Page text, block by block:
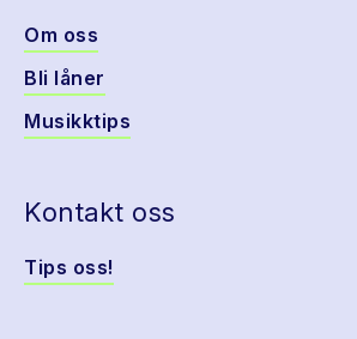
Om oss
Bli låner
Musikktips
Kontakt oss
Tips oss!